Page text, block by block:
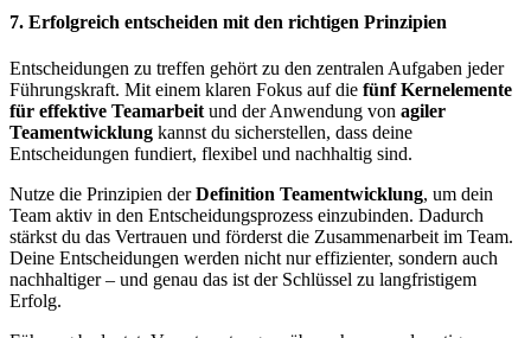
7. Erfolgreich entscheiden mit den richtigen Prinzipien
Entscheidungen zu treffen gehört zu den zentralen Aufgaben jeder
Führungskraft. Mit einem klaren Fokus auf die fünf Kernelemente
für effektive Teamarbeit und der Anwendung von agiler
Teamentwicklung kannst du sicherstellen, dass deine
Entscheidungen fundiert, flexibel und nachhaltig sind.
Nutze die Prinzipien derDefinition Teamentwicklung, um dein
Team aktiv in den Entscheidungsprozess einzubinden. Dadurch
stärkst du das Vertrauen und förderst die Zusammenarbeit im Team.
Deine Entscheidungen werden nicht nur effizienter, sondern auch
nachhaltiger – und genau das ist der Schlüssel zu langfristigem
Erfolg.